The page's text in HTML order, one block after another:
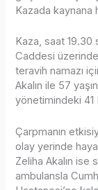
Kazada kaynana
Kaza, saat 19.30
Caddesi
teravih namazı
Akalın ile 57
yönetimindeki 41
Çarpmanın
olay yerinde
Zeliha Akalın ise
ambulansla